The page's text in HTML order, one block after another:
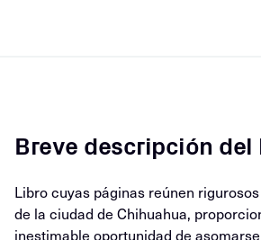
Breve descripción
Libro cuyas páginas reúnen
de la ciudad de Chihuahua,
inestimable oportunidad de